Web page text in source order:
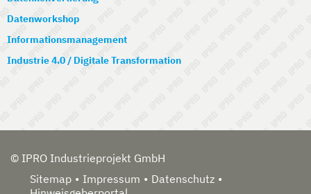
Datenworkshop
Informationsmanagement
Industrie 4.0 / Digitale Transformation
© IPRO Industrieprojekt GmbH
Sitemap
Impressum
Datenschutz